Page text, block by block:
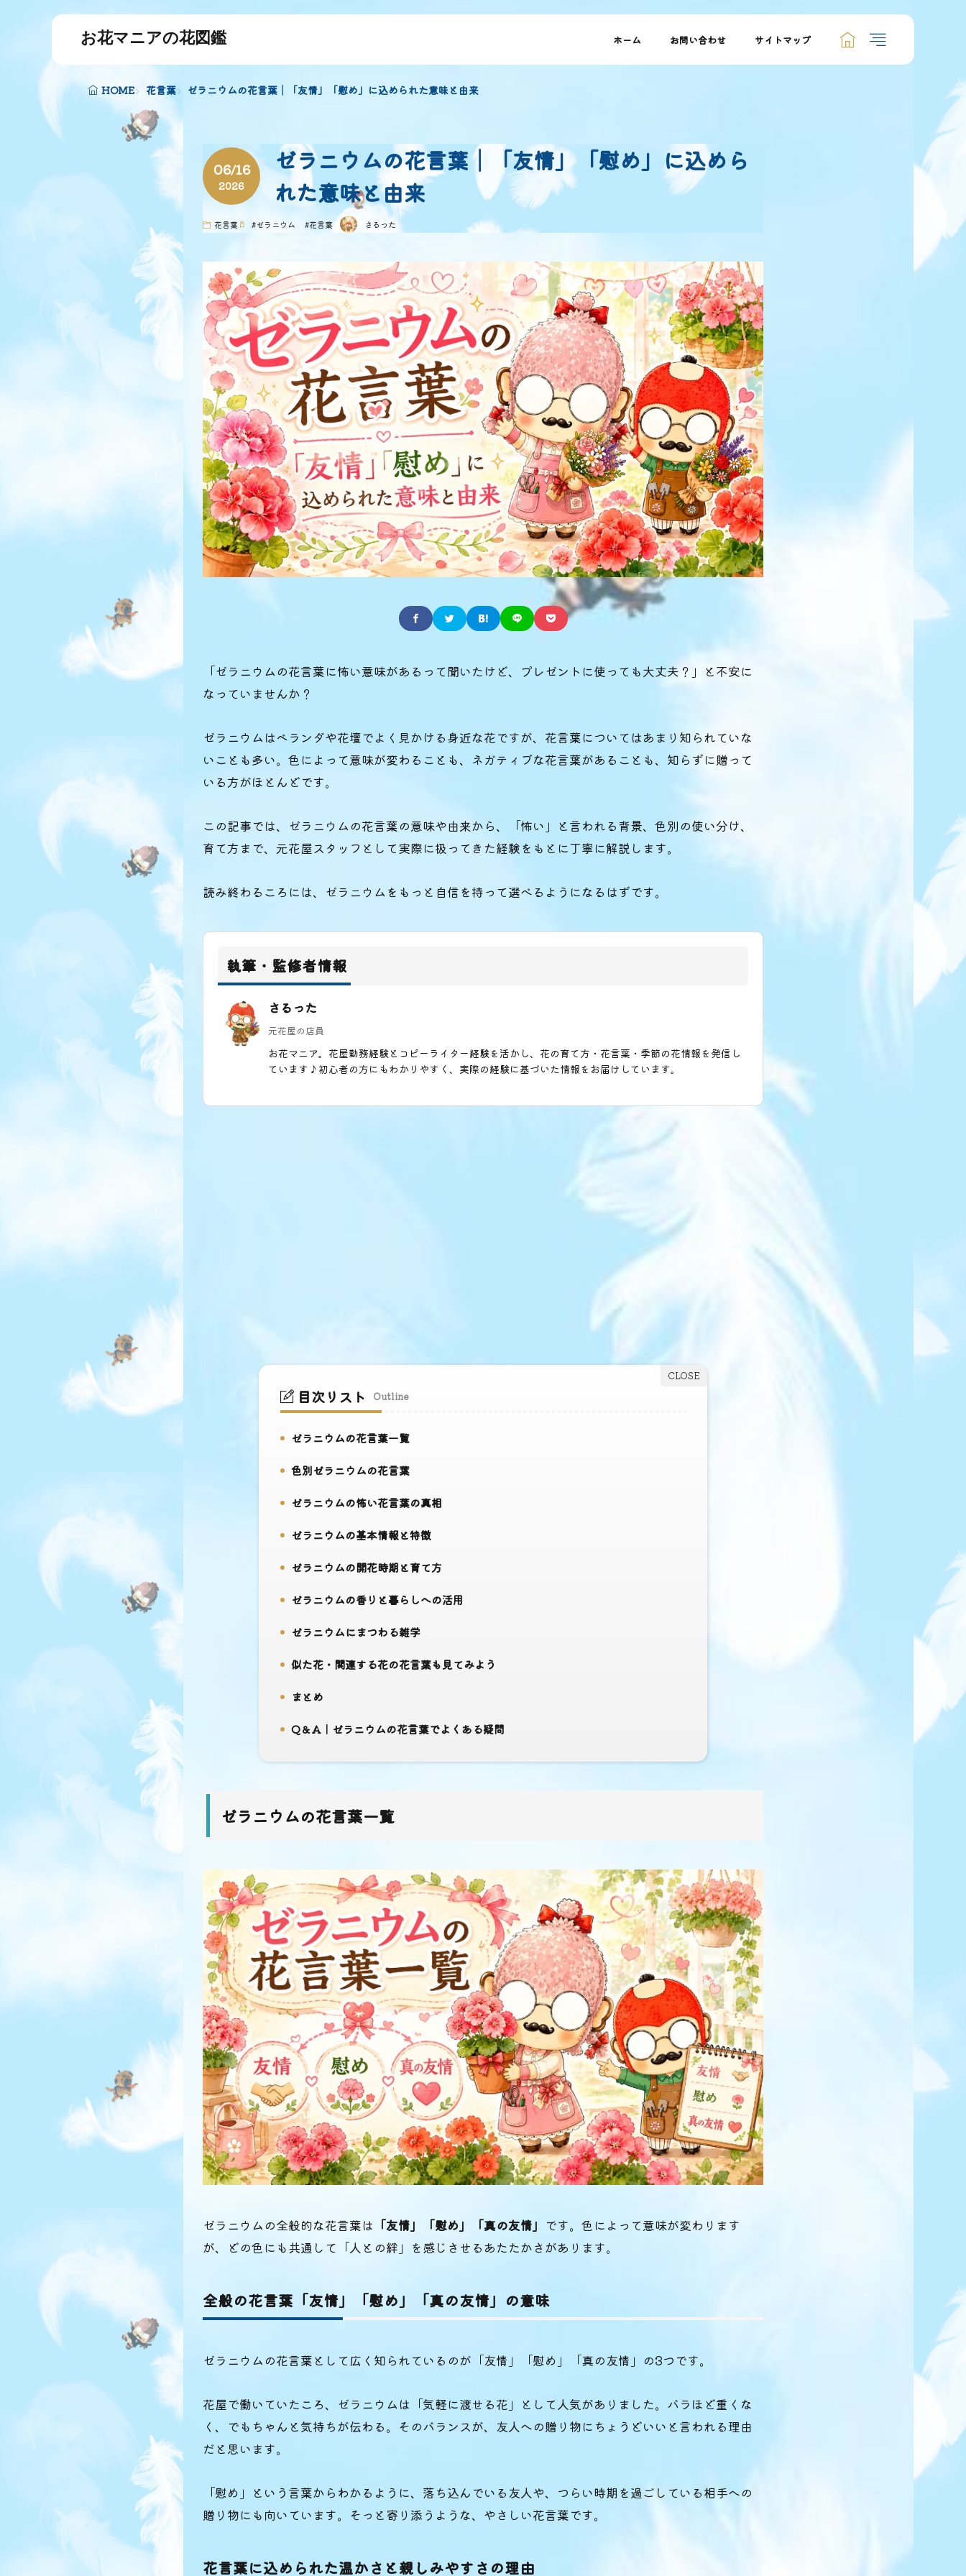
お花マニアの花図鑑 ホーム お問い合わせ サイトマップ
HOME 花言葉 ゼラニウムの花言葉│「友情」「慰め」に込められた意味と由来
06/16
2026
ゼラニウムの花言葉│「友情」「慰め」に込めら
れた意味と由来
花言葉 #ゼラニウム #花言葉 さるった
「ゼラニウムの花言葉に怖い意味があるって聞いたけど、プレゼントに使っても大丈夫？」と不安に
なっていませんか？
ゼラニウムはベランダや花壇でよく見かける身近な花ですが、花言葉についてはあまり知られていな
いことも多い。色によって意味が変わることも、ネガティブな花言葉があることも、知らずに贈って
いる方がほとんどです。
この記事では、ゼラニウムの花言葉の意味や由来から、「怖い」と言われる背景、色別の使い分け、
育て方まで、元花屋スタッフとして実際に扱ってきた経験をもとに丁寧に解説します。
読み終わるころには、ゼラニウムをもっと自信を持って選べるようになるはずです。
執筆・監修者情報
さるった
元花屋の店員
お花マニア。花屋勤務経験とコピーライター経験を活かし、花の育て方・花言葉・季節の花情報を発信し
ています♪初心者の方にもわかりやすく、実際の経験に基づいた情報をお届けしています。
目次リスト Outline
ゼラニウムの花言葉一覧
2.
色別ゼラニウムの花言葉
3.
ゼラニウムの怖い花言葉の真相
ゼラニウムの基本情報と特徴
5.
ゼラニウムの開花時期と育て方
6.
ゼラニウムの香りと暮らしへの活用
ゼラニウムにまつわる雑学
8.
似た花・関連する花の花言葉も見てみよう
9.
まとめ
10.
Q＆A｜ゼラニウムの花言葉でよくある疑問
ゼラニウムの花言葉一覧
ゼラニウムの全般的な花言葉は 「友情」「慰め」「真の友情」 です。色によって意味が変わります
が、どの色にも共通して「人との絆」を感じさせるあたたかさがあります。
全般の花言葉「友情」「慰め」「真の友情」の意味
ゼラニウムの花言葉として広く知られているのが「友情」「慰め」「真の友情」の3つです。
花屋で働いていたころ、ゼラニウムは「気軽に渡せる花」として人気がありました。バラほど重くな
く、でもちゃんと気持ちが伝わる。そのバランスが、友人への贈り物にちょうどいいと言われる理由
だと思います。
「慰め」という言葉からわかるように、落ち込んでいる友人や、つらい時期を過ごしている相手への
贈り物にも向いています。そっと寄り添うような、やさしい花言葉です。
花言葉に込められた温かさと親しみやすさの理由